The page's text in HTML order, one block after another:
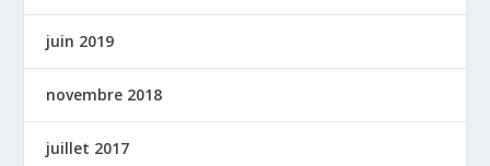
juin 2019
novembre 2018
juillet 2017